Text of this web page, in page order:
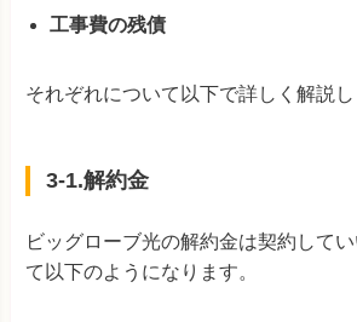
工事費の残債
それぞれについて以下で詳しく解説し
3-1.解約金
ビッグローブ光の解約金は契約して
て以下のようになります。